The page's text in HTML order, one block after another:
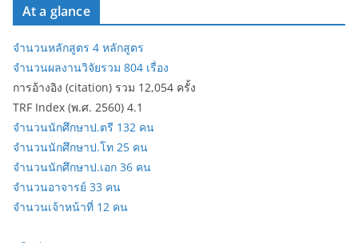
At a glance
จำนวนหลักสูตร 4 หลักสูตร
จำนวนผลงานวิจัยรวม 804 เรื่อง
การอ้างอิง (citation) รวม 12,054 ครั้ง
TRF Index (พ.ศ. 2560) 4.1
จำนวนนักศึกษาป.ตรี 132 คน
จำนวนนักศึกษาป.โท 25 คน
จำนวนนักศึกษาป.เอก 36 คน
จำนวนอาจารย์ 33 คน
จำนวนเจ้าหน้าที่ 12 คน